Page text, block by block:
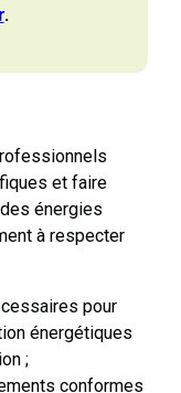
.
et faire
énergies
à respecter
pour
énergétiques
;
conformes